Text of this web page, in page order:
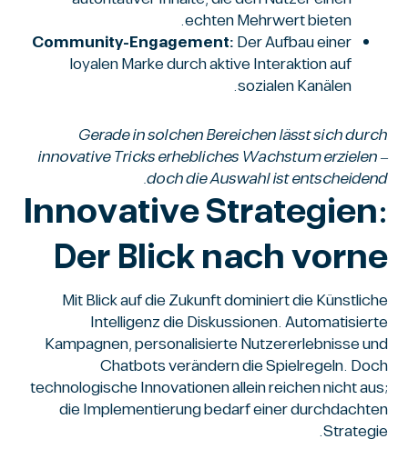
echten Mehrwert bieten.
Community-Engagement:Der Aufbau einer
loyalen Marke durch aktive Interaktion auf
sozialen Kanälen.
Gerade in solchen Bereichen lässt sich durch
innovative Tricks erhebliches Wachstum erzielen –
doch die Auswahl ist entscheidend.
Innovative Strategien:
Der Blick nach vorne
Mit Blick auf die Zukunft dominiert die Künstliche
Intelligenz die Diskussionen. Automatisierte
Kampagnen, personalisierte Nutzererlebnisse und
Chatbots verändern die Spielregeln. Doch
technologische Innovationen allein reichen nicht aus;
die Implementierung bedarf einer durchdachten
Strategie.